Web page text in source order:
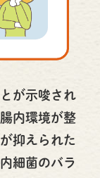
が示唆され
内環境が整
抑えられた
細菌のバラ